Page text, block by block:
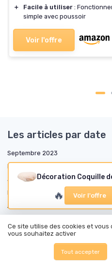
＋
Facile à utiliser :
simple avec poussoir
Voir l'offre
Décoration Coquille
🔥 Voir l'offre
Les articles par date
Septembre 2023
Novembre 2023
Janvier 2024
Mars 2024
Août 2024
Décembre 2024
Ce site utilise des cookies et
vous souhaitez activer
Tout accepter